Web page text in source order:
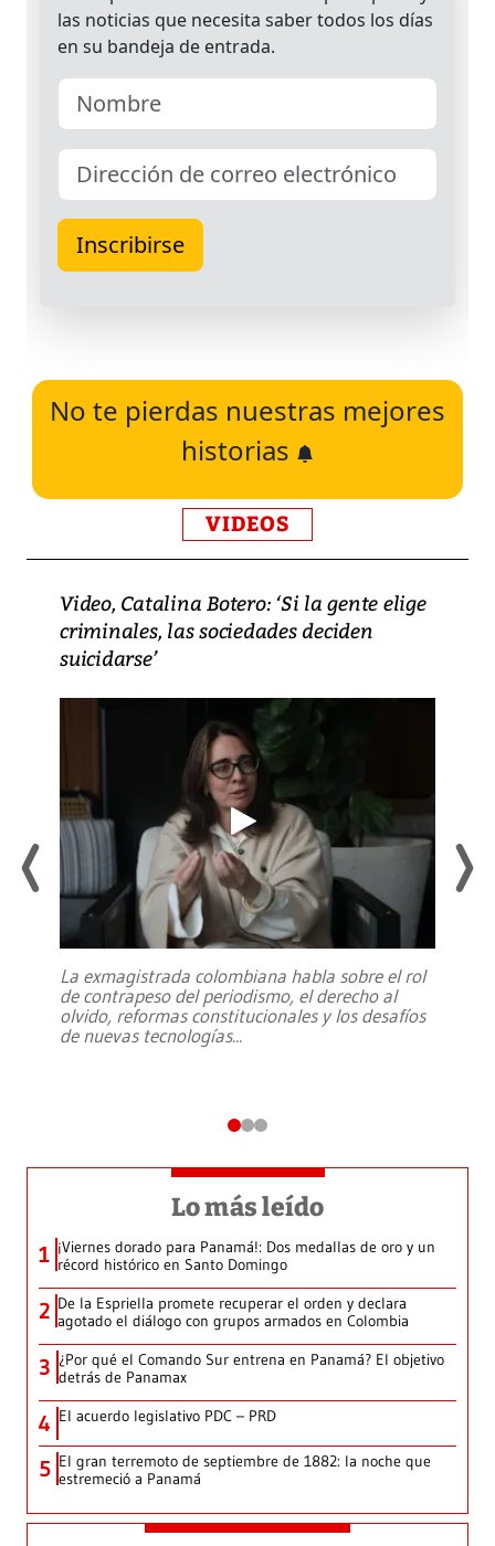
No te pierdas nuestras mejores
historias
VIDEOS
Video, Catalina Botero: ‘Si la gente elige
criminales, las sociedades deciden
suicidarse’
La exmagistrada colombiana habla sobre el rol
de contrapeso del periodismo, el derecho al
olvido, reformas constitucionales y los desafíos
de nuevas tecnologías...
Lo más leído
1 ¡Viernes dorado para Panamá!: Dos medallas de oro y un
récord histórico en Santo Domingo
2 De la Espriella promete recuperar el orden y declara
agotado el diálogo con grupos armados en Colombia
3 ¿Por qué el Comando Sur entrena en Panamá? El objetivo
detrás de Panamax
4 El acuerdo legislativo PDC – PRD
5 El gran terremoto de septiembre de 1882: la noche que
estremeció a Panamá